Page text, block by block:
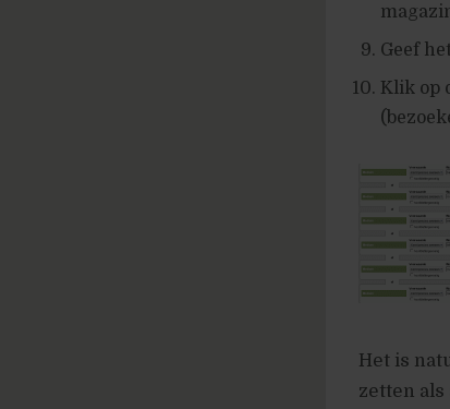
Geef
Klik op
Het is
zetten